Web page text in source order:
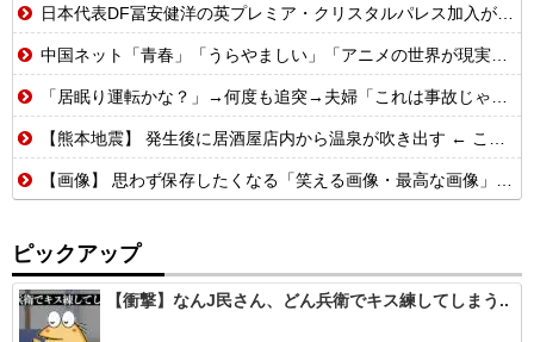
日本代表DF冨安健洋の英プレミア・クリスタルパレス加入が正式決定 鎌田大地とチームメイトに
中国ネット「青春」「うらやましい」「アニメの世界が現実に」
「居眠り運転かな？」→何度も追突→夫婦「これは事故じゃない」と気付く…
【熊本地震】 発生後に居酒屋店内から温泉が吹き出す ← これ前触れじゃね？
【画像】 思わず保存したくなる「笑える画像・最高な画像」貼っていけｗｗｗｗｗ
ピックアップ
【衝撃】なんJ民さん、どん兵衛でキス練してしまう..